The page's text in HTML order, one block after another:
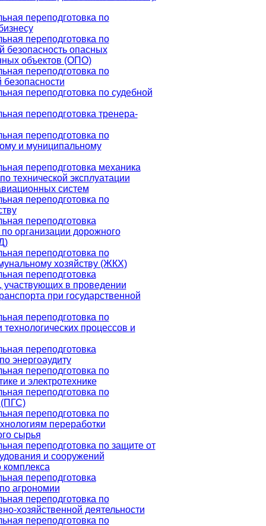
переподготовка по
переподготовка по
опасных
объектов (ОПО)
переподготовка по
безопасности
переподготовка по судебной
переподготовка тренера-
переподготовка по
и муниципальному
переподготовка механика
технической эксплуатации
систем
переподготовка по
переподготовка
организации дорожного
переподготовка по
хозяйству (ЖКХ)
переподготовка
участвующих в проведении
при государственной
переподготовка по
технологических процессов и
переподготовка
энергоаудиту
переподготовка по
и электротехнике
переподготовка по
(ПГС)
переподготовка по
переработки
сырья
переподготовка по защите от
и сооружений
комплекса
переподготовка
агрономии
переподготовка по
хозяйственной деятельности
переподготовка по